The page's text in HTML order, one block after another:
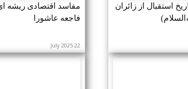
استقبال از زائران
مفاسد اقتصادی ریشه ای
فاجعه عاشورا
22 July 2025